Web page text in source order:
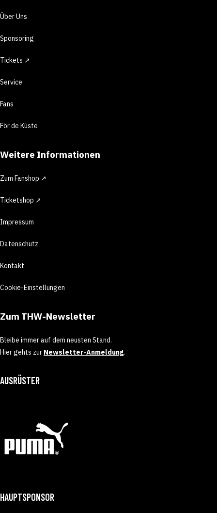
Über Uns
Sponsoring
Tickets ↗
Service
Fans
För de Küste
Weitere Informationen
Zum Fanshop ↗
Ticketshop ↗
Impressum
Datenschutz
Kontakt
Cookie-Einstellungen
Zum THW-Newsletter
Bleibe immer auf dem neusten Stand.
Hier gehts zur Newsletter-Anmeldung.
AUSRÜSTER
HAUPTSPONSOR